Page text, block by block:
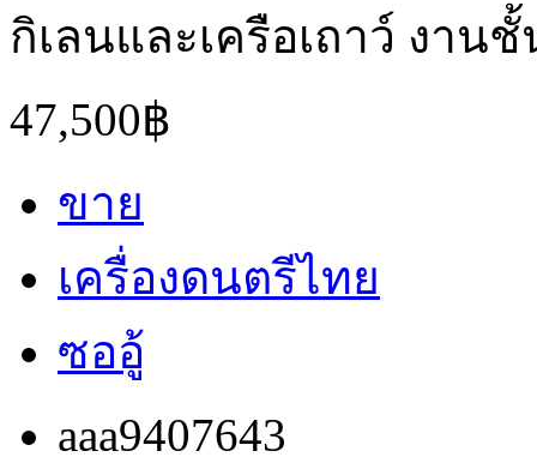
กิเลนและเครือเถาว์ งาน
47,500฿
ขาย
เครื่องดนตรีไทย
ซออู้
aaa9407643